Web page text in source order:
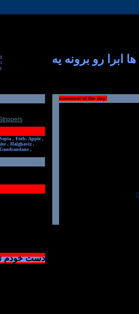
ها ابرا رو برونه یه
comment of the day:
Sepia , Forb. Apple ,
, Halghaviz ,
Goosbandane ,
دست خودم